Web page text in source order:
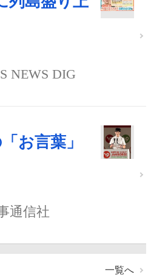
NEWS DIG
お言葉」
通信社
一覧へ